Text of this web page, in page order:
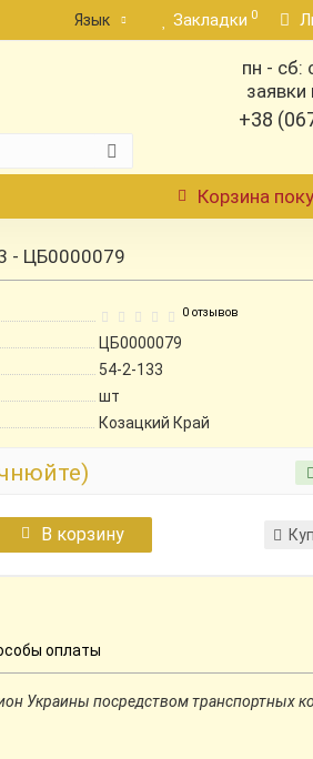
Язык Закладки 0
пн - сб:
заявки
+38
Корзина
- ЦБ0000079
0 отзывов
ЦБ0000079
54-2-133
шт
Козацкий Край
В корзину
оплаты
Украины посредством транспортных